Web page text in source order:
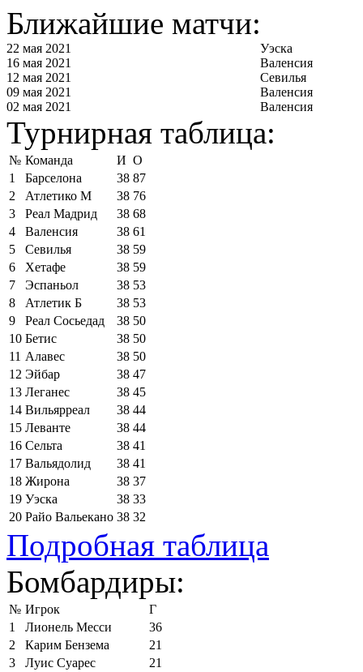
Ближайшие матчи:
22 мая 2021
Уэска
16 мая 2021
Валенсия
12 мая 2021
Севилья
09 мая 2021
Валенсия
02 мая 2021
Валенсия
Турнирная таблица:
№ Команда И О
1
Барселона 38 87
2
Атлетико М 38 76
3
Реал Мадрид 38 68
4
Валенсия 38 61
5
Севилья 38 59
6
Хетафе 38 59
7
Эспаньол 38 53
8
Атлетик Б 38 53
9
Реал Сосьедад 38 50
10 Бетис 38 50
11 Алавес 38 50
12 Эйбар 38 47
13 Леганес 38 45
14 Вильярреал 38 44
15 Леванте 38 44
16 Сельта 38 41
17 Вальядолид 38 41
18 Жирона 38 37
19 Уэска 38 33
20 Райо Вальекано 38 32
Подробная таблица
Бомбардиры:
№ Игрок
Г
1
Лионель Месси
36
2
Карим Бензема
21
3
Луис Суарес
21